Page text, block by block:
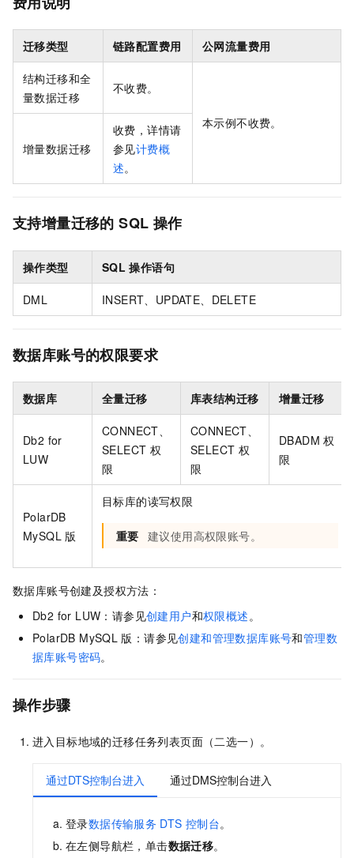
迁移类型 链路配置费用 公网流量费用
结构迁移和全
量数据迁移
不收费。
本示例不收费。
增量数据迁移
收费，详情请
参见计费概
述。
支持增量迁移的 SQL 操作
操作类型 SQL 操作语句
DML INSERT、UPDATE、DELETE
数据库账号的权限要求
数据库 全量迁移 库表结构迁移 增量迁移
Db2 for
LUW
CONNECT、
SELECT 权
限
CONNECT、
SELECT 权
限
DBADM 权
限
PolarDB
MySQL 版
目标库的读写权限
重要 建议使用高权限账号。
数据库账号创建及授权方法：
Db2 for LUW ：请参见创建用户和权限概述 。
PolarDB MySQL 版 ：请参见创建和管理数据库账号和管理数
据库账号密码。
操作步骤
进入目标地域的迁移任务列表页面（二选一）。
通过DTS控制台进入 通过DMS控制台进入
登录数据传输服务 DTS 控制台。
在左侧导航栏，单击数据迁移。